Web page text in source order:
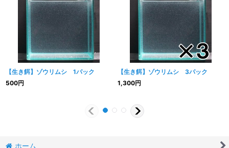
【生き餌】ゾウリムシ 1パック
500円
【生き餌】ゾウリムシ 3パック
1,300円
ホーム